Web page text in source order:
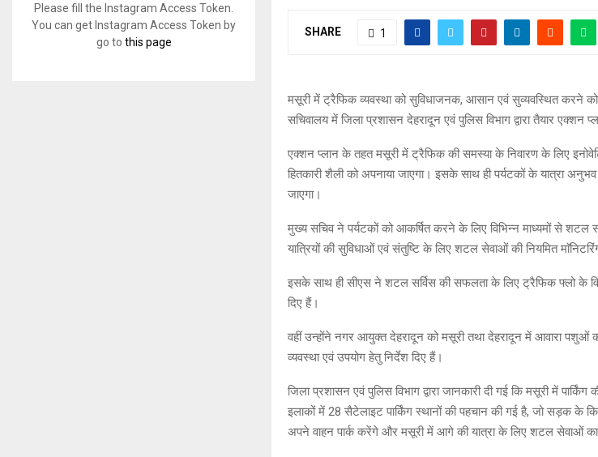
SHARE 1
मसूरी में ट्रैफिक व्यवस्था को सुविधाजनक, आसान एवं सुव्यवस्थित करने
सचिवालय में जिला प्रशासन देहरादून एवं पुलिस विभाग द्वारा तैयार एक्शन
एक्शन प्लान के तहत मसूरी में ट्रैफिक की समस्या के निवारण के लिए
हितकारी शैली को अपनाया जाएगा। इसके साथ ही पर्यटकों के यात्रा
जाएगा।
मुख्य सचिव ने पर्यटकों को आकर्षित करने के लिए विभिन्न माध्यमों से शटल
यात्रियों की सुविधाओं एवं संतुष्टि के लिए शटल सेवाओं की नियमित
इसके साथ ही सीएस ने शटल सर्विस की सफलता के लिए ट्रैफिक फ्लो के
दिए हैं।
वहीं उन्होंने नगर आयुक्त देहरादून को मसूरी तथा देहरादून में आवारा
व्यवस्था एवं उपयोग हेतु निर्देश दिए हैं।
जिला प्रशासन एवं पुलिस विभाग द्वारा जानकारी दी गई कि मसूरी में
इलाकों में 28 सैटेलाइट पार्किंग स्थानों की पहचान की गई है, जो सड़क के
अपने वाहन पार्क करेंगे और मसूरी में आगे की यात्रा के लिए शटल सेवाओं
Please fill the Instagram Access Token.
You can get Instagram Access Token by
go to this page